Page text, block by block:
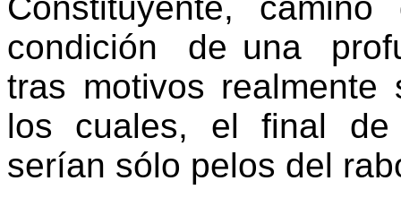
condición
de una
tras motivos
los cuales, el final de
serían sólo pelos del